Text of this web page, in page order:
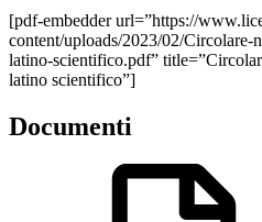
[pdf-embedder url=”https://
content/uploads/2023/02/
latino-scientifico.pdf”
latino scientifico”]
Documenti